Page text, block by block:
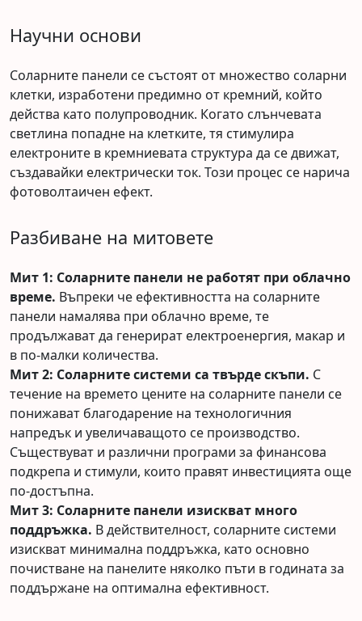
Научни основи
Соларните панели се състоят от множество соларни
клетки, изработени предимно от кремний, който
действа като полупроводник. Когато слънчевата
светлина попадне на клетките, тя стимулира
електроните в кремниевата структура да се движат,
създавайки електрически ток. Този процес се нарича
фотоволтаичен ефект.
Разбиване на митовете
Мит 1: Соларните панели не работят при облачно
време. Въпреки че ефективността на соларните
панели намалява при облачно време, те
продължават да генерират електроенергия, макар и
в по-малки количества.
Мит 2: Соларните системи са твърде скъпи. С
течение на времето цените на соларните панели се
понижават благодарение на технологичния
напредък и увеличаващото се производство.
Съществуват и различни програми за финансова
подкрепа и стимули, които правят инвестицията още
по-достъпна.
Мит 3: Соларните панели изискват много
поддръжка. В действителност, соларните системи
изискват минимална поддръжка, като основно
почистване на панелите няколко пъти в годината за
поддържане на оптимална ефективност.